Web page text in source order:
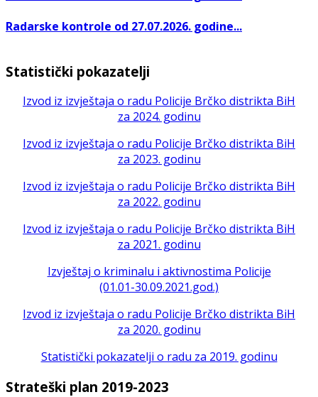
Radarske kontrole od 27.07.2026. godine...
Statistički pokazatelji
Izvod iz izvještaja o radu Policije Brčko distrikta BiH
za 2024. godinu
Izvod iz izvještaja o radu Policije Brčko distrikta BiH
za 2023. godinu
Izvod iz izvještaja o radu Policije Brčko distrikta BiH
za 2022. godinu
Izvod iz izvještaja o radu Policije Brčko distrikta BiH
za 2021. godinu
Izvještaj o kriminalu i aktivnostima Policije
(01.01-30.09.2021.god.)
Izvod iz izvještaja o radu Policije Brčko distrikta BiH
za 2020. godinu
Statistički pokazatelji o radu za 2019. godinu
Strateški plan 2019-2023